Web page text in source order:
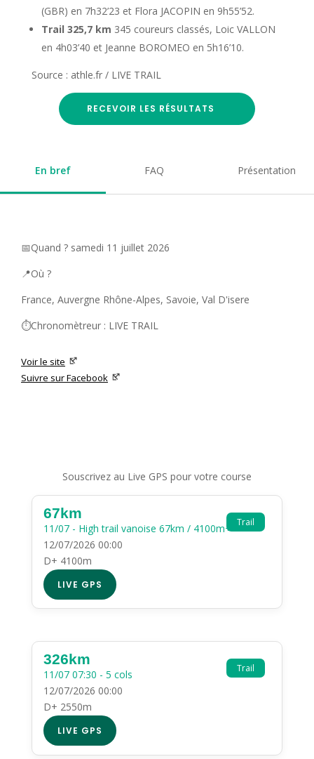
(GBR) en 7h32’23 et Flora JACOPIN en 9h55’52.
Trail 325,7 km 345 coureurs classés, Loic VALLON
en 4h03’40 et Jeanne BOROMEO en 5h16’10.
Source : athle.fr / LIVE TRAIL
RECEVOIR LES RÉSULTATS
En bref FAQ Présentation
📅Quand ? samedi 11 juillet 2026
📍Où ?
France, Auvergne Rhône-Alpes, Savoie, Val D'isere
⏱️Chronomètreur : LIVE TRAIL
Voir le site
Suivre sur Facebook
Souscrivez au Live GPS pour votre course
Trail
67km
11/07 - High trail vanoise 67km / 4100m+
12/07/2026 00:00
D+ 4100m
LIVE GPS
Trail
326km
11/07 07:30 - 5 cols
12/07/2026 00:00
D+ 2550m
LIVE GPS